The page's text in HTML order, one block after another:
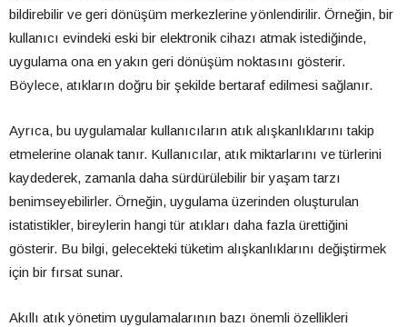
bildirebilir ve geri dönüşüm merkezlerine yönlendirilir. Örneğin, bir
kullanıcı evindeki eski bir elektronik cihazı atmak istediğinde,
uygulama ona en yakın geri dönüşüm noktasını gösterir.
Böylece, atıkların doğru bir şekilde bertaraf edilmesi sağlanır.
Ayrıca, bu uygulamalar kullanıcıların atık alışkanlıklarını takip
etmelerine olanak tanır. Kullanıcılar, atık miktarlarını ve türlerini
kaydederek, zamanla daha sürdürülebilir bir yaşam tarzı
benimseyebilirler. Örneğin, uygulama üzerinden oluşturulan
istatistikler, bireylerin hangi tür atıkları daha fazla ürettiğini
gösterir. Bu bilgi, gelecekteki tüketim alışkanlıklarını değiştirmek
için bir fırsat sunar.
Akıllı atık yönetim uygulamalarının bazı önemli özellikleri